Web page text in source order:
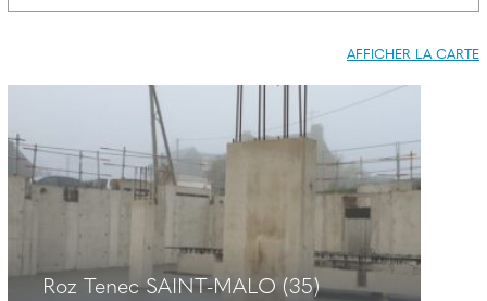
AFFICHER LA CARTE
Roz Tenec SAINT-MALO (35)